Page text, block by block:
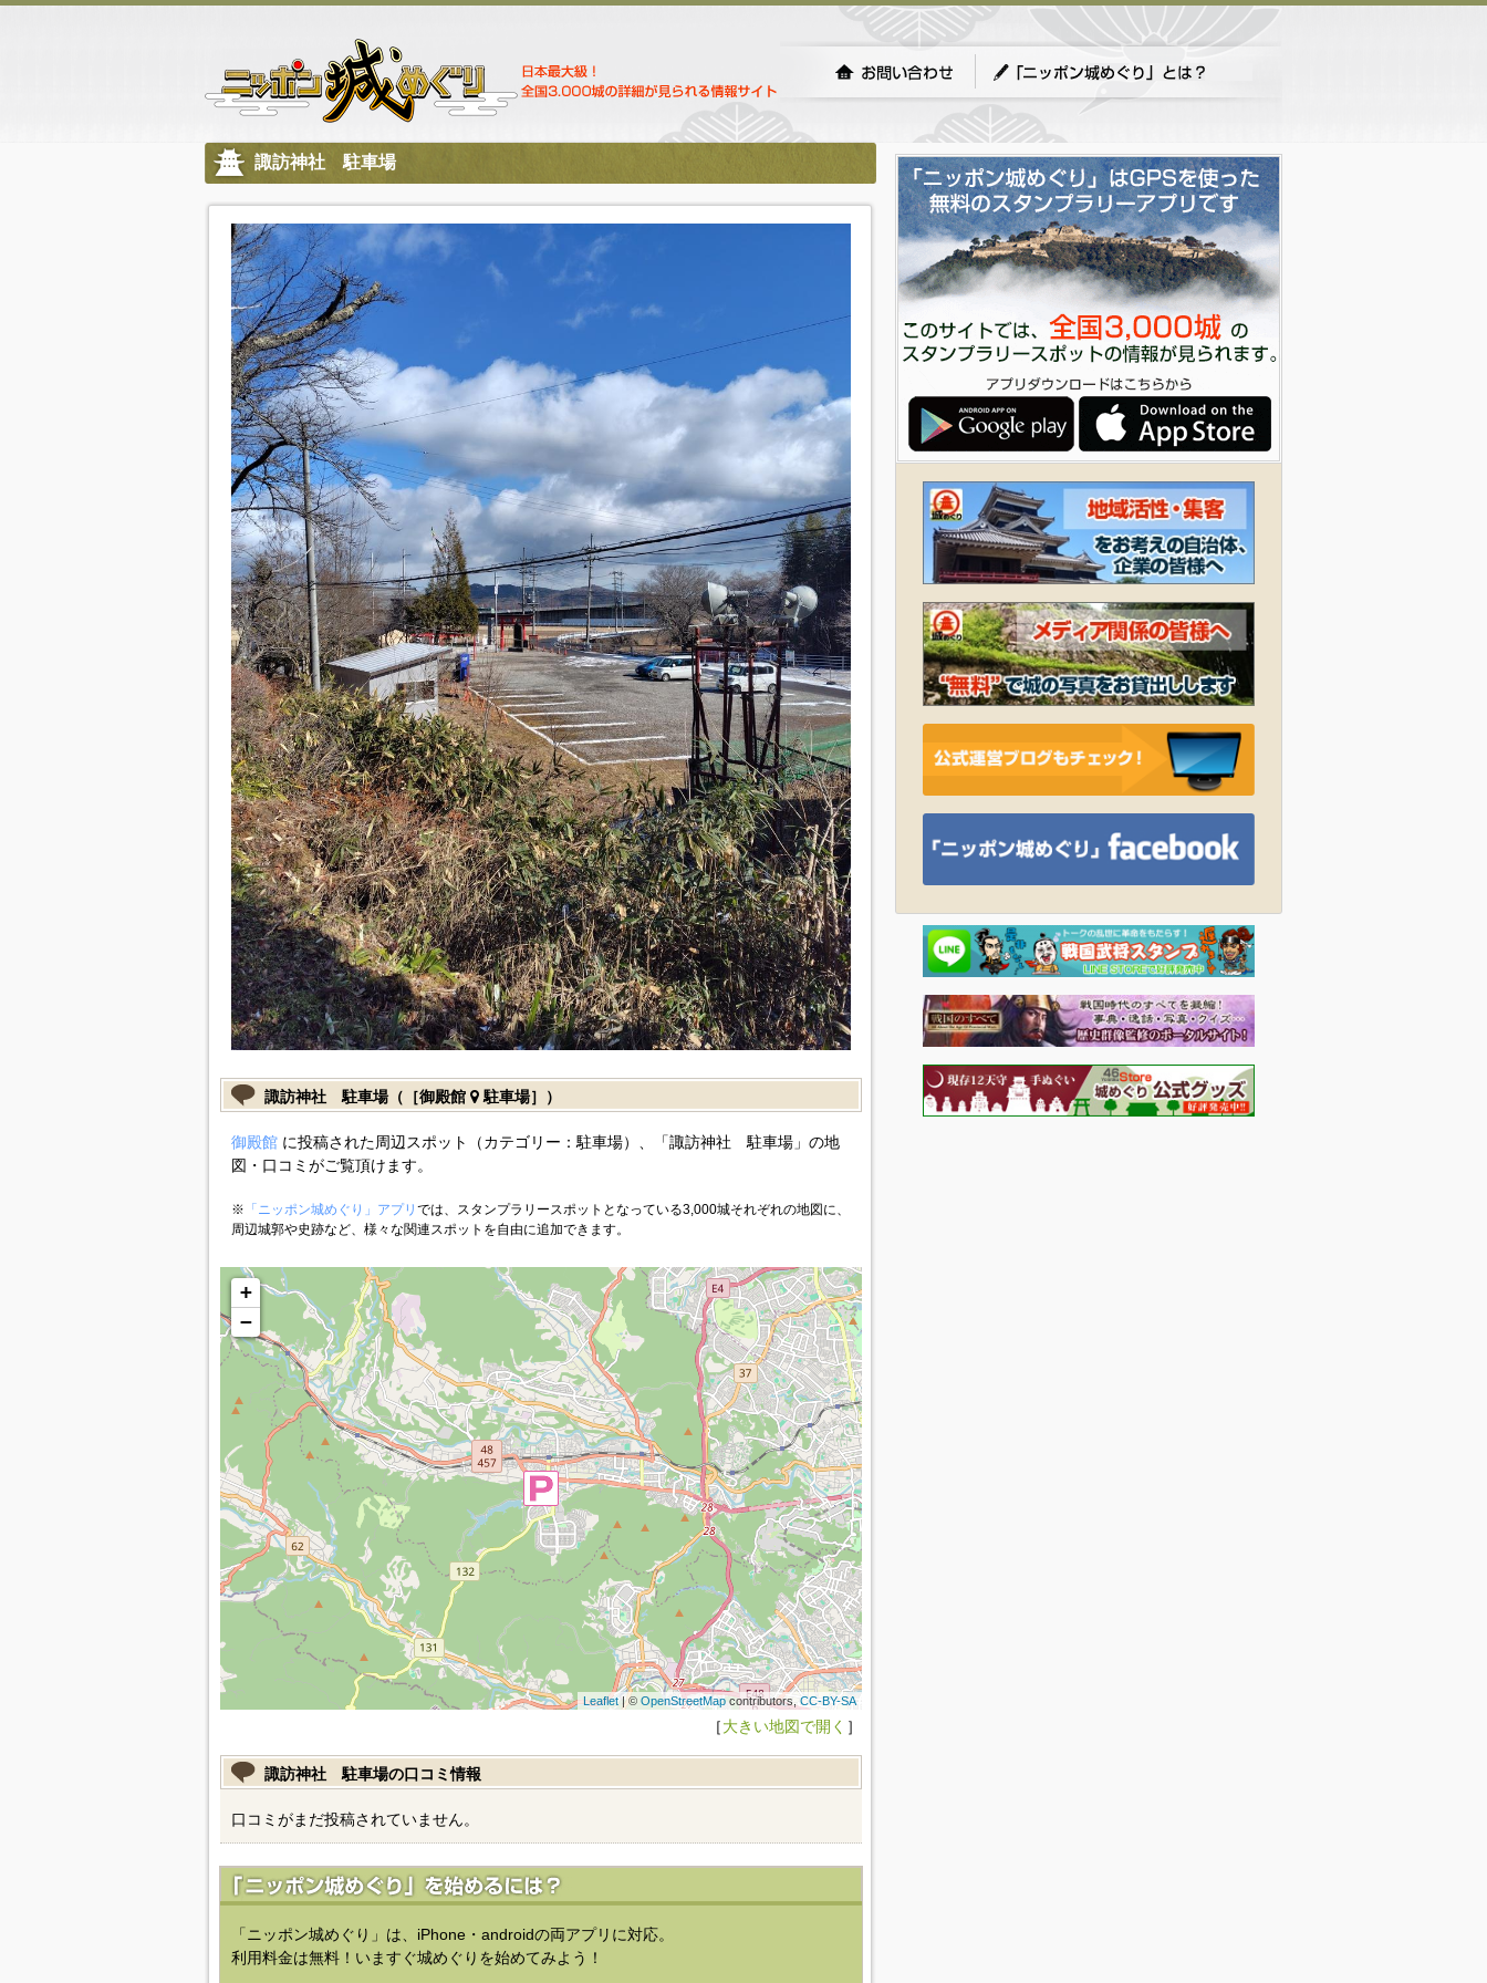
諏訪神社 駐車場
諏訪神社 駐車場（［御殿館 駐車場］）
御殿館に投稿された周辺スポット（カテゴリー：駐車場）、「諏訪神社 駐車場」の地
図・口コミがご覧頂けます。
※ 「ニッポン城めぐり」アプリ では、スタンプラリースポットとなっている3,000城それぞれの地図に、
周辺城郭や史跡など、様々な関連スポットを自由に追加できます。
+
−
Leaflet| © OpenStreetMapcontributors, CC-BY-SA
［大きい地図で開く ］
諏訪神社 駐車場の口コミ情報
口コミがまだ投稿されていません。
「ニッポン城めぐり」は、iPhone・androidの両アプリに対応。
利用料金は無料！いますぐ城めぐりを始めてみよう！